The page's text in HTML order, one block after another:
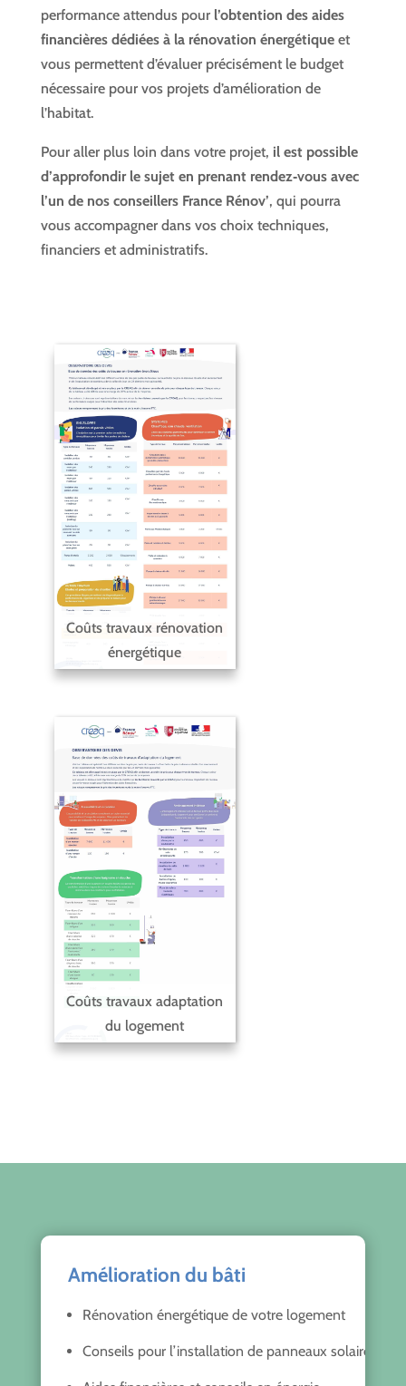
performance attendus pour l’obtention des aides
financières dédiées à la rénovation énergétiqueet
vous permettent d’évaluer précisément le budget
nécessaire pour vos projets d’amélioration de
l’habitat.
Pour aller plus loin dans votre projet, il est possible
d’approfondir le sujet en prenant rendez‑vous avec
l’un de nos conseillers France Rénov’, qui pourra
vous accompagner dans vos choix techniques,
financiers et administratifs.
Coûts travaux rénovation
énergétique
Coûts travaux adaptation
du logement
Amélioration du bâti
Rénovation énergétique de votre logement
Conseils pour l’installation de panneaux solaires